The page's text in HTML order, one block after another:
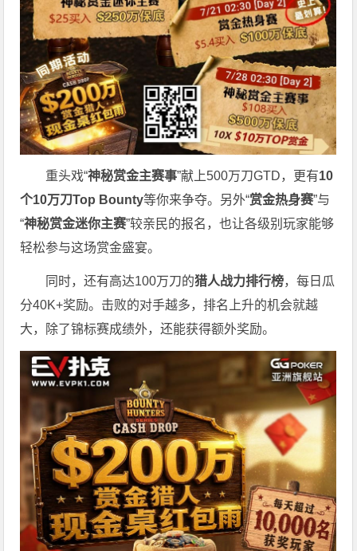
重头戏“神秘赏金主赛事”献上500万刀GTD，更有10
个10万刀Top Bounty等你来争夺。另外“赏金热身赛”与
“神秘赏金迷你主赛”较亲民的报名，也让各级别玩家能够
轻松参与这场赏金盛宴。
同时，还有高达100万刀的猎人战力排行榜，每日瓜
分40K+奖励。击败的对手越多，排名上升的机会就越
大，除了锦标赛成绩外，还能获得额外奖励。